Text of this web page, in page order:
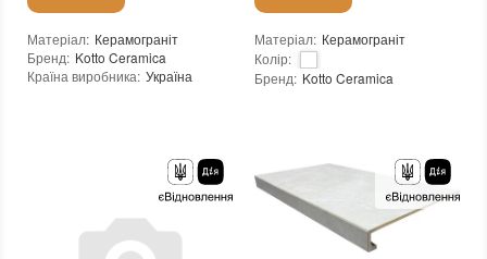
Матеріал: Керамограніт
Бренд: Kotto Ceramica
Країна виробника: Україна
Матеріал: Керамограніт
Колір:
Бренд: Kotto Ceramica